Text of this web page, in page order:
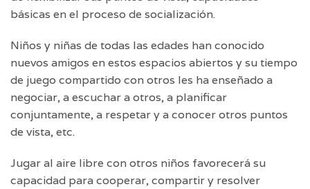
básicas en el proceso de socialización.
Niños y niñas de todas las edades han conocido
nuevos amigos en estos espacios abiertos y su tiempo
de juego compartido con otros les ha enseñado a
negociar, a escuchar a otros, a planificar
conjuntamente, a respetar y a conocer otros puntos
de vista, etc.
Jugar al aire libre con otros niños favorecerá su
capacidad para cooperar, compartir y resolver